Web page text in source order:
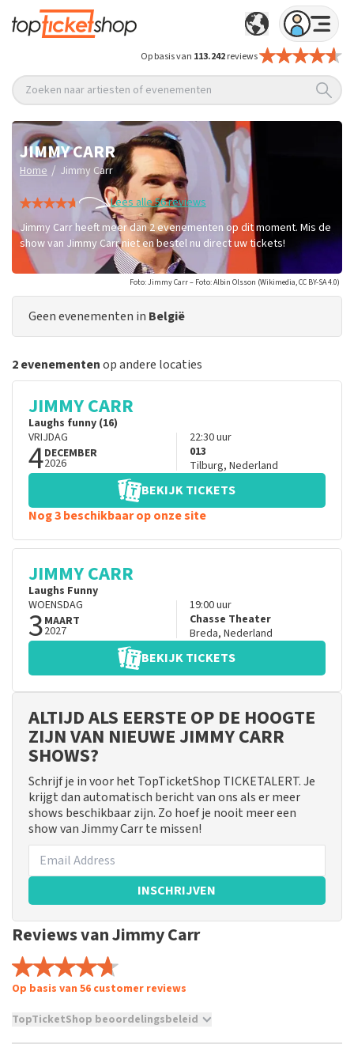
Op basis van 113.242reviews
Zoeken naar artiesten of evenementen
JIMMY CARR
Home / Jimmy Carr
Lees alle 56 reviews
Jimmy Carr heeft meer dan 2 evenementen op dit moment. Mis de
show van Jimmy Carr niet en bestel nu direct uw tickets!
Foto: Jimmy Carr – Foto: Albin Olsson (Wikimedia, CC BY-SA 4.0)
Geen evenementen in België
2 evenementenop andere locaties
JIMMY CARR
Laughs funny (16)
VRIJDAG
4DECEMBER
2026
22:30uur
013
Tilburg, Nederland
BEKIJK TICKETS
Nog 3 beschikbaar op onze site
JIMMY CARR
Laughs Funny
WOENSDAG
3MAART
2027
19:00uur
Chasse Theater
Breda, Nederland
BEKIJK TICKETS
ALTIJD ALS EERSTE OP DE HOOGTE
ZIJN VAN NIEUWE JIMMY CARR
SHOWS?
Schrijf je in voor het TopTicketShop TICKETALERT. Je
krijgt dan automatisch bericht van ons als er meer
shows beschikbaar zijn. Zo hoef je nooit meer een
show van Jimmy Carr te missen!
INSCHRIJVEN
Reviews van Jimmy Carr
Op basis van 56 customer reviews
TopTicketShop beoordelingsbeleid